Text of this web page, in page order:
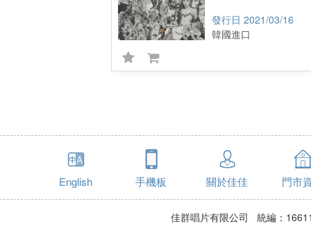
2021/03/16
韓國進口
English 手機板 關於佳佳 門市
佳群唱片有限公司 統編：